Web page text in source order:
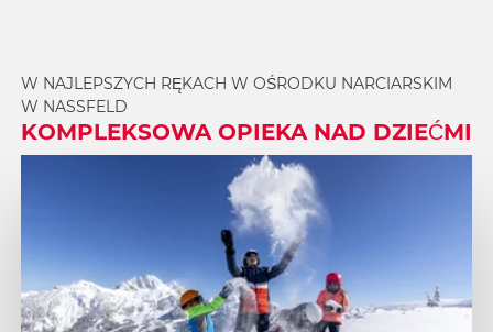
W NAJLEPSZYCH RĘKACH W OŚRODKU NARCIARSKIM
W NASSFELD
KOMPLEKSOWA OPIEKA NAD DZIEĆMI